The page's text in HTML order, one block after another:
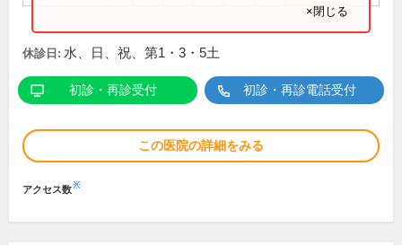
×閉じる
休診日: 水、日、祝、第1・3・5土
初診・再診受付 初診・再診電話受付
この医院の詳細をみる
アクセス数※